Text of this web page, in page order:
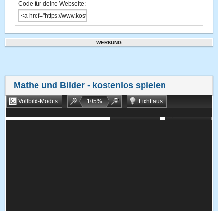
Code für deine Webseite:
WERBUNG
Mathe und Bilder - kostenlos spielen
Vollbild-Modus 105%
Licht aus